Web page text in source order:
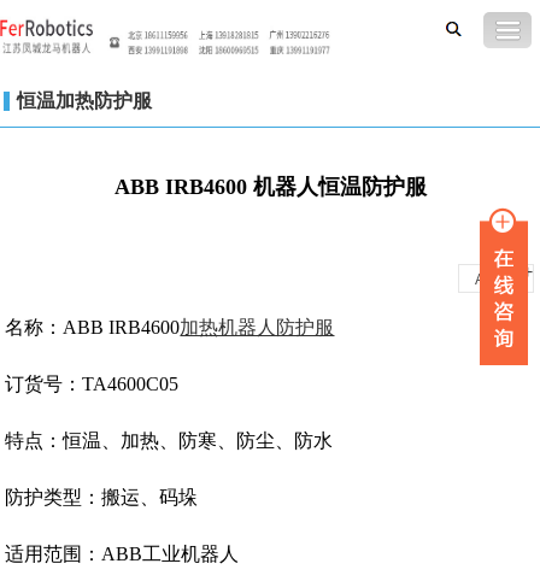
恒温加热防护服
ABB IRB4600 机器人恒温防护服
A A +
名称：ABB IRB4600加热机器人防护服
订货号：TA4600C05
特点：恒温、加热、防寒、防尘、防水
防护类型：搬运、码垛
适用范围：ABB工业机器人